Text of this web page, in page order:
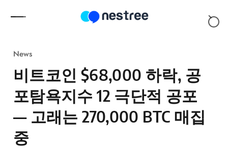
News
비트코인 $68,000 하락, 공
포탐욕지수 12 극단적 공포
— 고래는 270,000 BTC 매집
중